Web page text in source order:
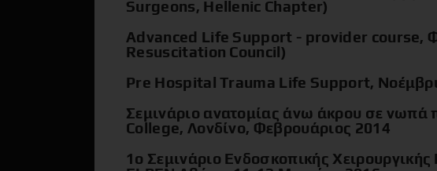
Surgeons, Hellenic Chapter)
Advanced Life Support - provider course,
Resuscitation Council)
Pre Hospital Trauma Life Support,
Σεμινάριο ανατομίας άνω άκρου σε νωπά
College, Λονδίνο, Φεβρουάριος 2014
1ο Σεμινάριο Ενδοσκοπικής